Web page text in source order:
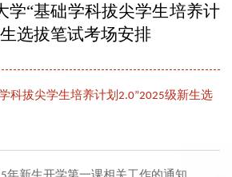
学“基础学科拔尖学生培养计
选拔笔试考场安排
科拔尖学生培养计划2.0”2025级新生选